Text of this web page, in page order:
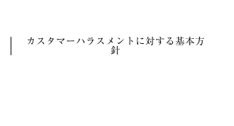
カスタマーハラスメントに対する基本方
針